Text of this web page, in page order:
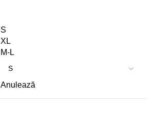
S
XL
M-L
Anulează